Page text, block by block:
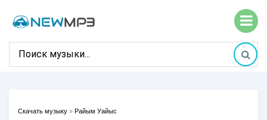
Скачать музыку » Райым Уайыс